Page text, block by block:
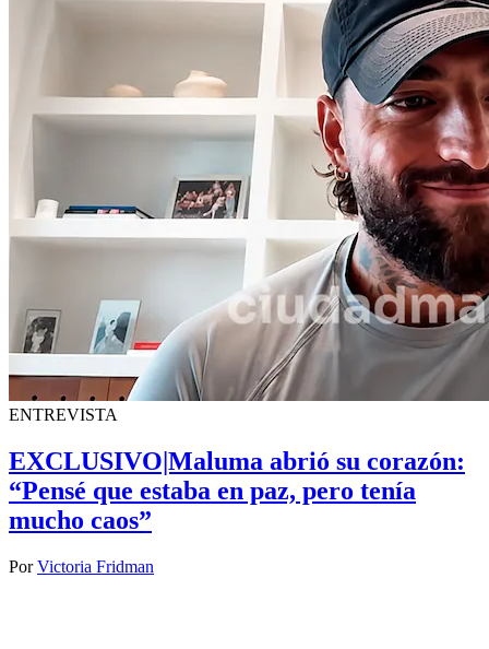
ENTREVISTA
EXCLUSIVO|Maluma abrió su corazón:
“Pensé que estaba en paz, pero tenía
mucho caos”
PorVictoria Fridman